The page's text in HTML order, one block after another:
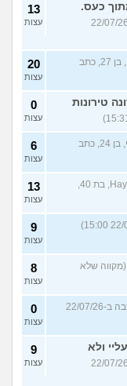
כעס.
(אלכס, שם בדוי, בן 40, כתב ב-22/07/26
13
עצות
(עידן, בן 27, כתב
20
עצות
טירונות
0
עצות
(אנונימי, בן 24, כתב
6
עצות
(Hayatov, בת 40,
13
עצות
9
עצות
(מקווה שלא
8
עצות
(אנונימי, בת 18, כתבה ב-22/07/26
0
עצות
ולא
(כינוי, בת 26, כתבה ב-22/07/26
9
עצות